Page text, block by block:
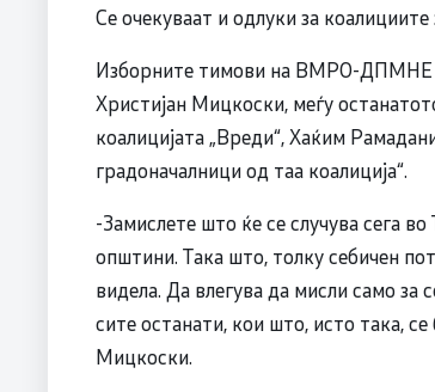
Се очекуваат и одлуки за
Изборните тимови на ВМРО-ДПМНЕ и
Христијан Мицкоски, меѓу
коалицијата „Вреди“, Хаќим
градоначалници од таа коалиција“.
-Замислете што ќе се случува сега
општини. Така што, толку себичен
видела. Да влегува да мисли само за
сите останати, кои што, исто така,
Мицкоски.